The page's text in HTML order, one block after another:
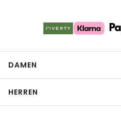
DAMEN
HERREN